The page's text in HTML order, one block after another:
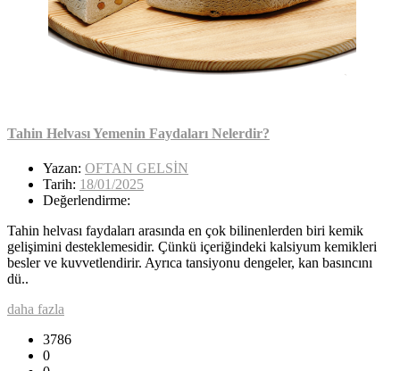
Tahin Helvası Yemenin Faydaları Nelerdir?
Yazan: OFTAN GELSİN
Tarih: 18/01/2025
Değerlendirme:
Tahin helvası faydaları arasında en çok bilinenlerden biri kemik
gelişimini desteklemesidir. Çünkü içeriğindeki kalsiyum kemikleri
besler ve kuvvetlendirir. Ayrıca tansiyonu dengeler, kan basıncını
dü..
daha fazla
3786
0